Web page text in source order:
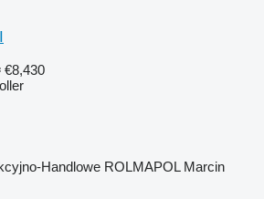
€8,430
Handlowe ROLMAPOL Marcin